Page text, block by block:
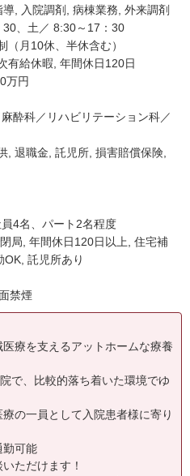
, 入院調剤, 病棟業務, 外来調剤
30、土／ 8:30～17：30
月10休、半休含む）
給休暇, 年間休日120日
万円
酔科／リハビリテーション科／
, 退職金, 託児所, 損害賠償保険,
4名、パート2名程度
局, 年間休日120日以上, 住宅補
託児所あり
禁煙
療を支えるアットホームな療養
で、比較的落ち着いた環境でゆ
の一員として入院患者様に寄り
勤可能
ただけます！